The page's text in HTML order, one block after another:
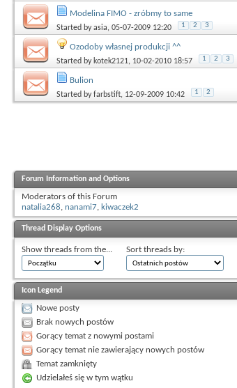
Modelina FIMO - zróbmy to same
Started byasia, 05-07-2009 12:20 1 2 3
Ozodoby własnej produkcji ^^
Started by kotek2121, 10-02-2010 18:57 1 2 3
Bulion
Started byfarbstift, 12-09-2009 10:42 1 2
Forum Information and Options
Moderators of this Forum
natalia268, nanami7, kiwaczek2
Thread Display Options
Show threads from the... Sort threads by:
Icon Legend
Nowe posty
Brak nowych postów
Gorący temat z nowymi postami
Gorący temat nie zawierający nowych postów
Temat zamknięty
Udzielałeś się w tym wątku